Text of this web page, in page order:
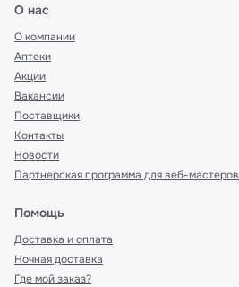
О нас
О компании
Аптеки
Акции
Вакансии
Поставщики
Контакты
Новости
Партнерская программа для веб-мастеров
Помощь
Доставка и оплата
Ночная доставка
Где мой заказ?